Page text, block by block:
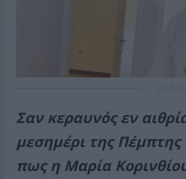
Σαν κεραυνός εν
μεσημέρι της Πέμπτης
πως η Μαρία